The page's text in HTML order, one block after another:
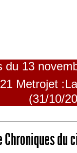
du 13
Metrojet
(31/10/
du